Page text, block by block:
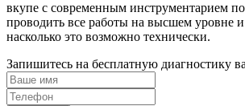
вкупе с современным инструментарием
проводить все работы на высшем уровне
насколько это возможно технически.
Запишитесь на бесплатную диагностику